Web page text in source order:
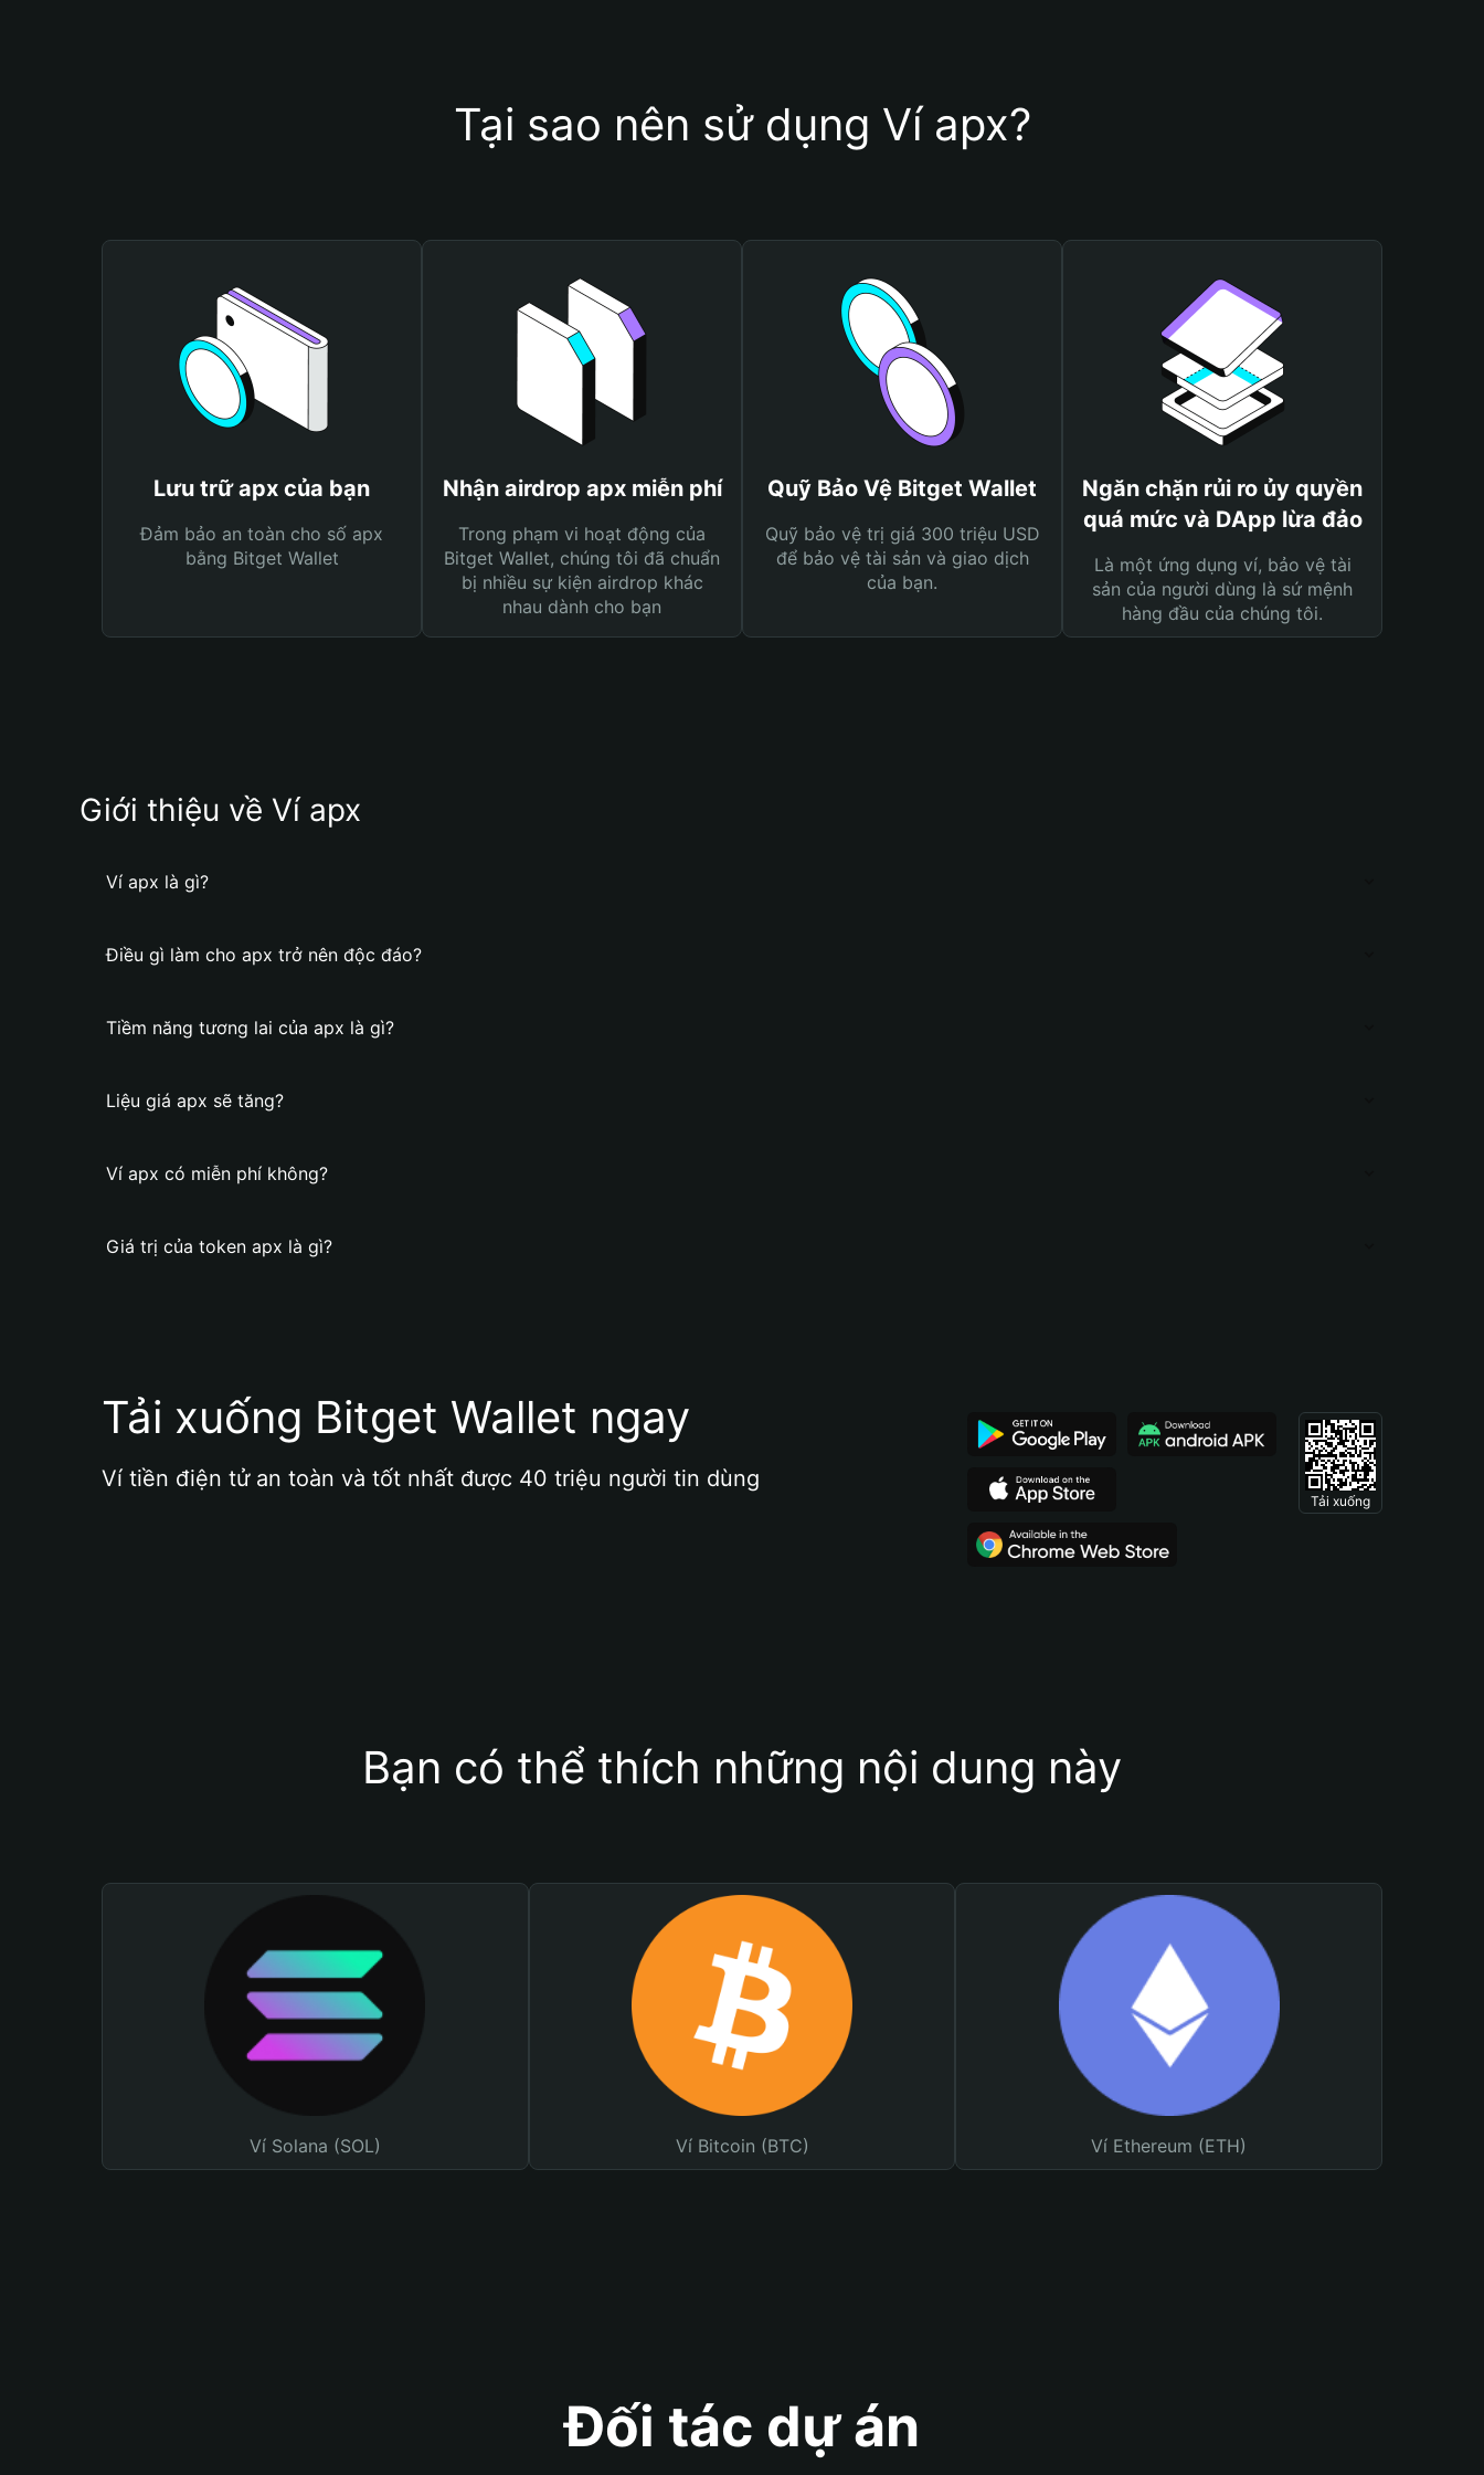
Tại sao nên sử dụng Ví apx?
Lưu trữ apx của bạn
Đảm bảo an toàn cho số apx
bằng Bitget Wallet
Nhận airdrop apx miễn phí
Trong phạm vi hoạt động của
Bitget Wallet, chúng tôi đã chuẩn
bị nhiều sự kiện airdrop khác
nhau dành cho bạn
Quỹ Bảo Vệ Bitget Wallet
Quỹ bảo vệ trị giá 300 triệu USD
để bảo vệ tài sản và giao dịch
của bạn.
Ngăn chặn rủi ro ủy quyền
quá mức và DApp lừa đảo
Là một ứng dụng ví, bảo vệ tài
sản của người dùng là sứ mệnh
hàng đầu của chúng tôi.
Giới thiệu về Ví apx
Ví apx là gì?
Điều gì làm cho apx trở nên độc đáo?
Tiềm năng tương lai của apx là gì?
Liệu giá apx sẽ tăng?
Ví apx có miễn phí không?
Giá trị của token apx là gì?
Tải xuống Bitget Wallet ngay
Ví tiền điện tử an toàn và tốt nhất được 40 triệu người tin dùng
Tải xuống
Bạn có thể thích những nội dung này
Ví Solana (SOL) Ví Bitcoin (BTC) Ví Ethereum (ETH)
Đối tác dự án